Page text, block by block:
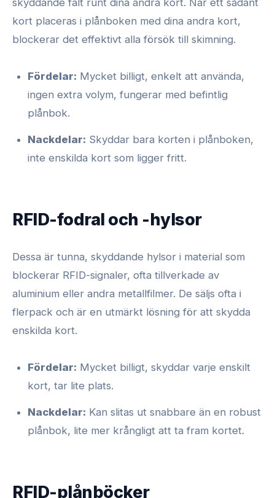
kort placeras i plånboken med dina andra kort,
blockerar det effektivt alla försök till skimning.
Fördelar: Mycket billigt, enkelt att använda,
ingen extra volym, fungerar med befintlig
plånbok.
Nackdelar: Skyddar bara korten i plånboken,
inte enskilda kort som ligger fritt.
RFID-fodral och -hylsor
Dessa är tunna, skyddande hylsor i material som
blockerar RFID-signaler, ofta tillverkade av
aluminium eller andra metallfilmer. De säljs ofta i
flerpack och är en utmärkt lösning för att skydda
enskilda kort.
Fördelar: Mycket billigt, skyddar varje enskilt
kort, tar lite plats.
Nackdelar: Kan slitas ut snabbare än en robust
plånbok, lite mer krångligt att ta fram kortet.
RFID-plånböcker